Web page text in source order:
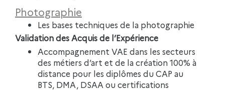
Photographie
Les bases techniques de la photographie
Validation des Acquis de l’Expérience
Accompagnement VAE dans les secteurs
des métiers d’art et de la création 100% à
distance pour les diplômes du CAP au
BTS, DMA, DSAA ou certifications